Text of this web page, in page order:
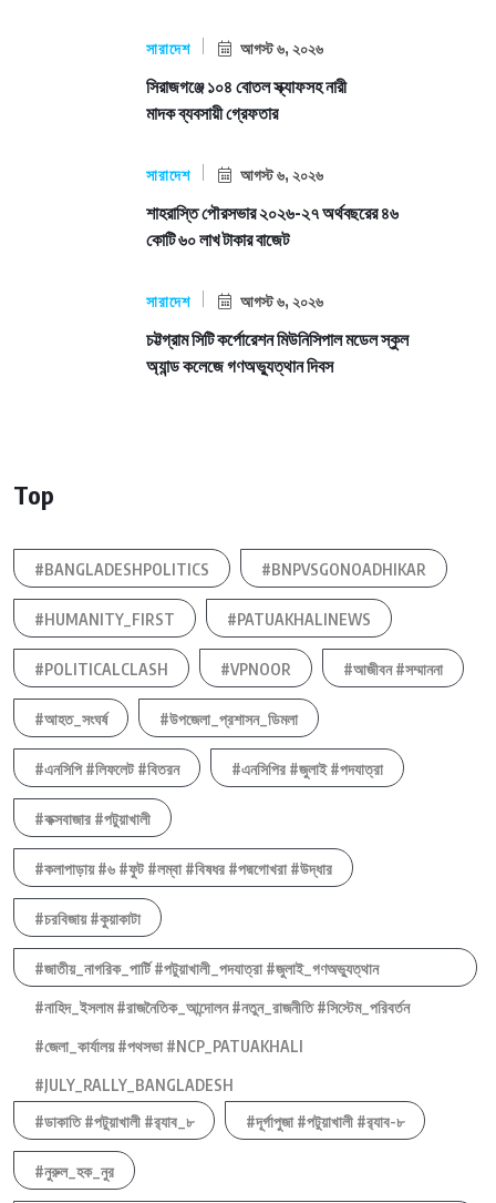
সারাদেশ আগস্ট ৬, ২০২৬
সিরাজগঞ্জে ১০৪ বোতল স্ক্যাফসহ নারী
মাদক ব্যবসায়ী গ্রেফতার
সারাদেশ আগস্ট ৬, ২০২৬
শাহরাস্তি পৌরসভার ২০২৬-২৭ অর্থবছরের ৪৬
কোটি ৬০ লাখ টাকার বাজেট
সারাদেশ আগস্ট ৬, ২০২৬
চট্টগ্রাম সিটি কর্পোরেশন মিউনিসিপাল মডেল স্কুল
অ্যান্ড কলেজে গণঅভ্যুত্থান দিবস
Top
#BANGLADESHPOLITICS #BNPVSGONOADHIKAR
#HUMANITY_FIRST #PATUAKHALINEWS
#POLITICALCLASH #VPNOOR #আজীবন #সম্মাননা
#আহত_সংঘর্ষ #উপজেলা_প্রশাসন_ডিমলা
#এনসিপি #লিফলেট #বিতরন #এনসিপির #জুলাই #পদযাত্রা
#কক্সবাজার #পটুয়াখালী
#কলাপাড়ায় #৬ #ফুট #লম্বা #বিষধর #পদ্মগোখরা #উদ্ধার
#চরবিজায় #কুয়াকাটা
#জাতীয়_নাগরিক_পার্টি #পটুয়াখালী_পদযাত্রা #জুলাই_গণঅভ্যুত্থান
#নাহিদ_ইসলাম #রাজনৈতিক_আন্দোলন #নতুন_রাজনীতি #সিস্টেম_পরিবর্তন
#জেলা_কার্যালয় #পথসভা #NCP_PATUAKHALI
#JULY_RALLY_BANGLADESH
#ডাকাতি #পটুয়াখালী #র‍্যাব_৮
#দূর্গাপুজা #পটুয়াখালী #র‍্যাব-৮
#নুরুল_হক_নুর